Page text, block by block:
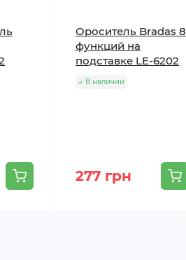
Ороситель Bradas 8
функций на
подставке LE-6202
В наличии
277 грн